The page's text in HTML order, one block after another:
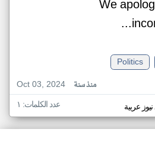
We
Politics
Oct 03, 2024
منذ سنة
عربية عدد الكلمات: ١